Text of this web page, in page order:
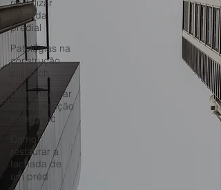
revitalizar
fachada
predial
Patologias na
construção
civil fach
Como realizar
a manutenção
emergenc
Como
restaurar a
fachada de
um préd